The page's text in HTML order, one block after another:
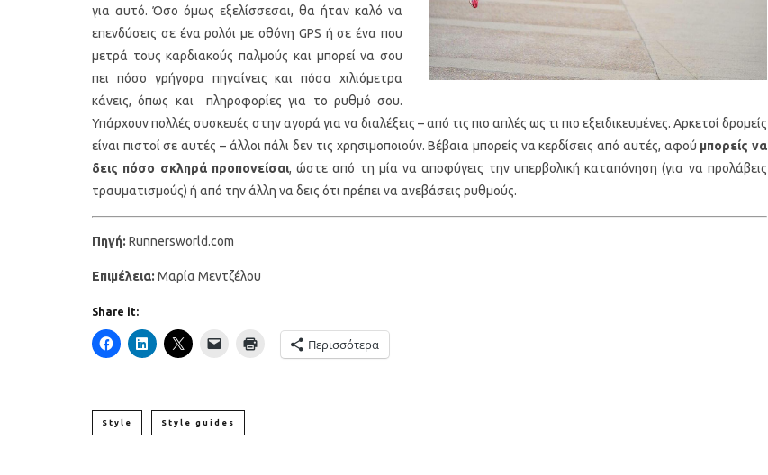
για αυτό. Όσο όμως εξελίσσεσαι, θα ήταν καλό να
επενδύσεις σε ένα ρολόι με οθόνη GPS ή σε ένα που
μετρά τους καρδιακούς παλμούς και μπορεί να σου
πει πόσο γρήγορα πηγαίνεις και πόσα χιλιόμετρα
κάνεις, όπως και πληροφορίες για το ρυθμό σου.
Υπάρχουν πολλές συσκευές στην αγορά για να διαλέξεις – από τις πιο απλές ως τι πιο εξειδικευμένες. Αρκετοί δρομείς
είναι πιστοί σε αυτές – άλλοι πάλι δεν τις χρησιμοποιούν. Βέβαια μπορείς να κερδίσεις από αυτές, αφού μπορείς να
δεις πόσο σκληρά προπονείσαι, ώστε από τη μία να αποφύγεις την υπερβολική καταπόνηση (για να προλάβεις
τραυματισμούς) ή από την άλλη να δεις ότι πρέπει να ανεβάσεις ρυθμούς.
Πηγή: Runnersworld.com
Eπιμέλεια: Μαρία Μεντζέλου
Share it:
Περισσότερα
Style Style guides